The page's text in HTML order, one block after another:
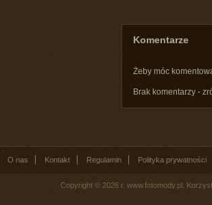
Komentarze
Żeby móc
Brak komentarzy -
O nas Kontakt Regulamin Polityka prywatności
Copyright © 2026 r. www.fotomody.pl.